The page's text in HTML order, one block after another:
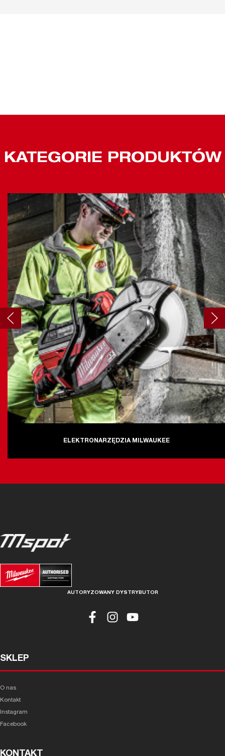
KATEGORIE PRODUKTÓW
ELEKTRONARZĘDZIA MILWAUKEE
AUTORYZOWANY DYSTRYBUTOR
SKLEP
O nas
Kontakt
Instagram
Facebook
KONTAKT